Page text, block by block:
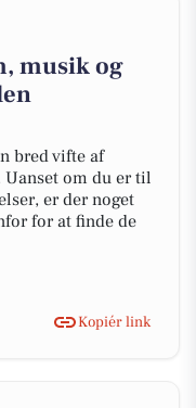
musik og
bred vifte af
Uanset om du er til
er der noget
for at finde de
Kopiér link